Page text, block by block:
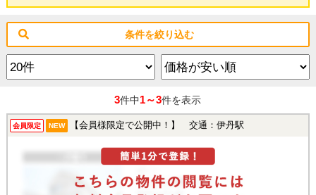
条件を絞り込む
3件中1～3件を表示
会員限定 NEW 【会員様限定で公開中！】 交通：伊丹駅